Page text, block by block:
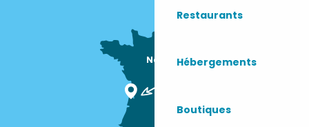
Restaurants
Hébergements
Boutiques
Nous sommes